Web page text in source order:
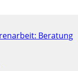
Beratung